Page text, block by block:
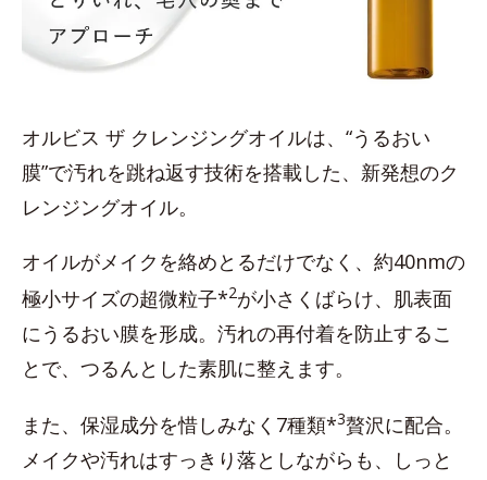
オルビス ザ クレンジングオイルは、“うるおい
膜”で汚れを跳ね返す技術を搭載した、新発想のク
レンジングオイル。
オイルがメイクを絡めとるだけでなく、約40nmの
極小サイズの超微粒子*2が小さくばらけ、肌表面
にうるおい膜を形成。汚れの再付着を防止するこ
とで、つるんとした素肌に整えます。
また、保湿成分を惜しみなく7種類*3贅沢に配合。
メイクや汚れはすっきり落としながらも、しっと